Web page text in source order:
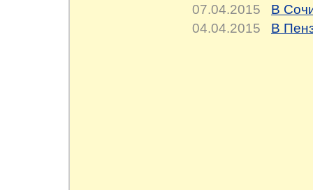
07.04.2015
В
04.04.2015
В